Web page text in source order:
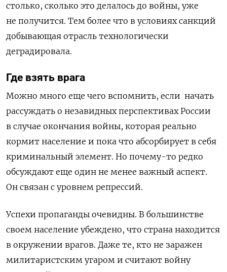
столько, сколько это делалось до войны, уже
не получится. Тем более что в условиях санкций
добывающая отрасль технологически
деградировала.
Где взять врага
Можно много еще чего вспомнить, если начать
рассуждать о незавидных перспективах России
в случае окончания войны, которая реально
кормит население и пока что абсорбирует в себя
криминальный элемент. Но почему-то редко
обсуждают еще один не менее важный аспект.
Он связан с уровнем репрессий.
Успехи пропаганды очевидны. В большинстве
своем население убеждено, что страна находится
в окружении врагов. Даже те, кто не заражен
милитаристским угаром и считают войну